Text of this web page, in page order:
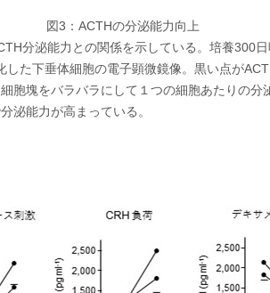
図3：ACTHの分泌能力向上
分泌能力との関係を示している。培養300
した下垂体細胞の電子顕微鏡像。黒い点が
胞塊をバラバラにして１つの細胞あたりの分
泌能力が高まっている。